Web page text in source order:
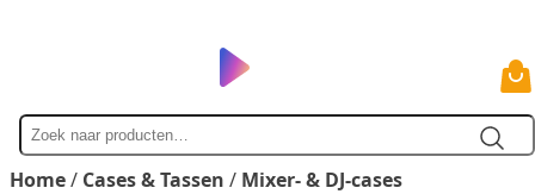
Zoek
naar
Home/ Cases & Tassen / Mixer- & DJ-cases